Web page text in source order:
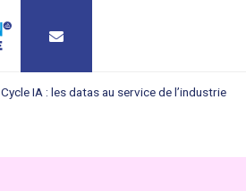
Cycle IA : les datas au service de l’industrie